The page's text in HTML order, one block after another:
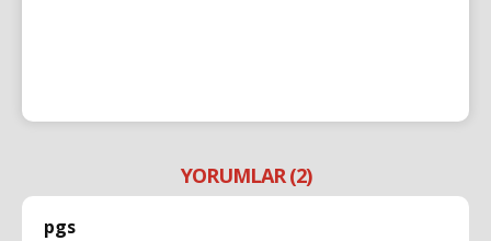
YORUMLAR (2)
pgs